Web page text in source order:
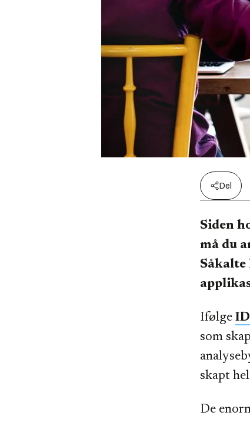
Del
Siden
må du
Såkalte
Ifølge
som
skapt
De